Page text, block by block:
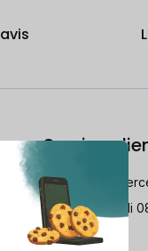
Service
Lundi-Vendredi